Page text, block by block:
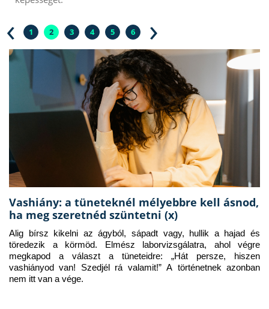
‹ 1 2 3 4 5 6 ›
Vashiány: a tüneteknél mélyebbre kell ásnod,
ha meg szeretnéd szüntetni (x)
Alig bírsz kikelni az ágyból, sápadt vagy, hullik a hajad és
töredezik a körmöd. Elmész laborvizsgálatra, ahol végre
megkapod a választ a tüneteidre: „Hát persze, hiszen
vashiányod van! Szedjél rá valamit!” A történetnek azonban
nem itt van a vége.